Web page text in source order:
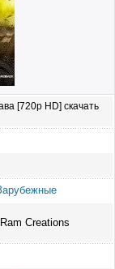
[720p HD] скачать
Creations